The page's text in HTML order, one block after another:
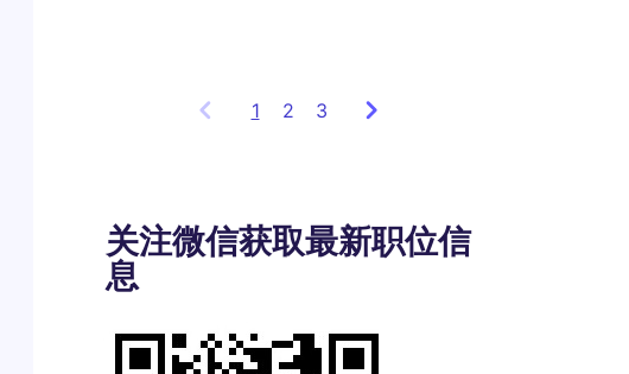
1 Showing
3
of
2 3
关注微信获取最新职位信
息